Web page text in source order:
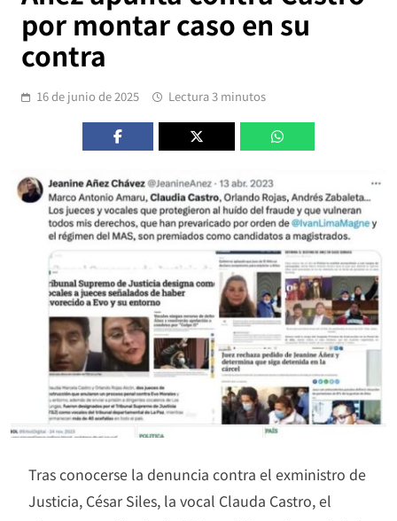
por montar caso en su
contra
16 de junio de 2025 Lectura 3 minutos
Tras conocerse la denuncia contra el exministro de
Justicia, César Siles, la vocal Clauda Castro, el